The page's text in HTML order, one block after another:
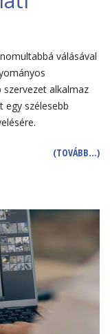
válásával
alkalmaz
egy szélesebb
(TOVÁBB…)